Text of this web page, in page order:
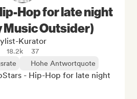
Hop for late night
Music Outsider)
Kurator
18.2k
37
Hohe Antwortquote
- Hip-Hop for late night